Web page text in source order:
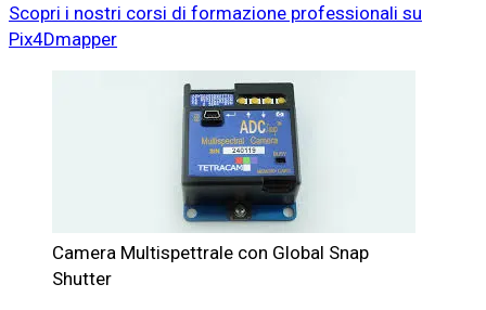
Scopri i nostri corsi di formazione professionali su
Pix4Dmapper
Camera Multispettrale con Global Snap
Shutter